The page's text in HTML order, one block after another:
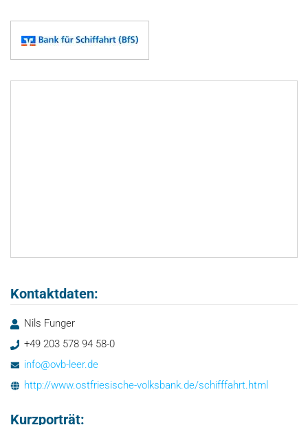
Kontaktdaten:
Nils Funger
+49 203 578 94 58-0
info@ovb-leer.de
http://www.ostfriesische-volksbank.de/schifffahrt.html
Kurzporträt: